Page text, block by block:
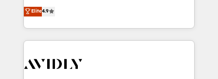
AI, & maximize AEO with tailored AI services. 🧩
Integrations: Extend HubSpot with custom
North America. Avec plus de 115 experts en
marketing automation, Growth, Revops, CRM et
webdesign. Markentive is both a consulting firm, a
digital agency and an integrator. With over 115
CRM and webdesign (We focus on EMEA - USA
Elite4.9